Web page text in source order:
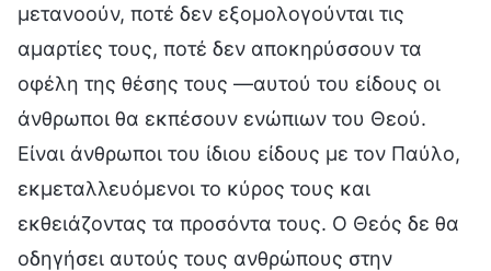
μετανοούν, ποτέ δεν εξομολογούνται τις
αμαρτίες τους, ποτέ δεν αποκηρύσσουν τα
οφέλη της θέσης τους —αυτού του είδους οι
άνθρωποι θα εκπέσουν ενώπιων του Θεού.
Είναι άνθρωποι του ίδιου είδους με τον Παύλο,
εκμεταλλευόμενοι το κύρος τους και
εκθειάζοντας τα προσόντα τους. Ο Θεός δε θα
οδηγήσει αυτούς τους ανθρώπους στην